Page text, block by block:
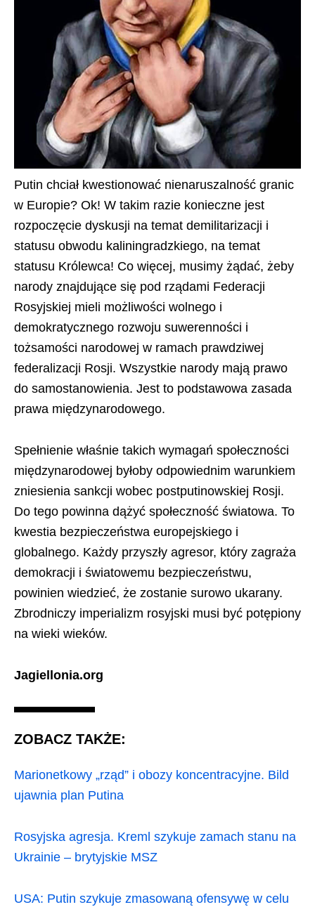
Putin chciał kwestionować nienaruszalność granic
w Europie? Ok! W takim razie konieczne jest
rozpoczęcie dyskusji na temat demilitarizacji i
statusu obwodu kaliningradzkiego, na temat
statusu Królewca! Co więcej, musimy żądać, żeby
narody znajdujące się pod rządami Federacji
Rosyjskiej mieli możliwości wolnego i
demokratycznego rozwoju suwerenności i
tożsamości narodowej w ramach prawdziwej
federalizacji Rosji. Wszystkie narody mają prawo
do samostanowienia. Jest to podstawowa zasada
prawa międzynarodowego.
Spełnienie właśnie takich wymagań społeczności
międzynarodowej byłoby odpowiednim warunkiem
zniesienia sankcji wobec postputinowskiej Rosji.
Do tego powinna dążyć społeczność światowa. To
kwestia bezpieczeństwa europejskiego i
globalnego. Każdy przyszły agresor, który zagraża
demokracji i światowemu bezpieczeństwu,
powinien wiedzieć, że zostanie surowo ukarany.
Zbrodniczy imperializm rosyjski musi być potępiony
na wieki wieków.
Jagiellonia.org
ZOBACZ TAKŻE:
Marionetkowy „rząd” i obozy koncentracyjne. Bild
ujawnia plan Putina
Rosyjska agresja. Kreml szykuje zamach stanu na
Ukrainie – brytyjskie MSZ
USA: Putin szykuje zmasowaną ofensywę w celu